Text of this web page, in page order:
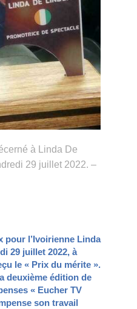
à Linda De
29 juillet 2022. –
pour l’Ivoirienne Linda
29 juillet 2022, à
le « Prix du mérite ».
deuxième édition de
« Eucher TV
son travail